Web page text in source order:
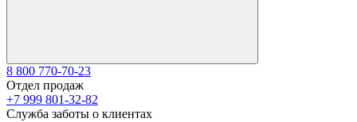
8 800 770-70-23
Отдел продаж
+7 999 801-32-82
Служба заботы о клиентах